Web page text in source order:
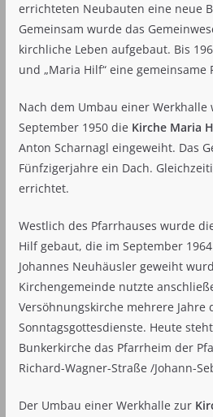
errichteten Neubauten eine neue
Gemeinsam wurde das
kirchliche Leben aufgebaut. Bis
und „Maria Hilf“ eine gemeinsame
Nach dem Umbau einer Werkhalle
September 1950 die Kirche Maria
Anton Scharnagl eingeweiht. Das
Fünfzigerjahre ein Dach.
errichtet.
Westlich des Pfarrhauses wurde
Hilf gebaut, die im September
Johannes Neuhäusler geweiht
Kirchengemeinde nutzte
Versöhnungskirche mehrere Jahre
Sonntagsgottesdienste. Heute
Bunkerkirche das Pfarrheim der
Richard-Wagner-Straße /Johann-
Der Umbau einer Werkhalle zur